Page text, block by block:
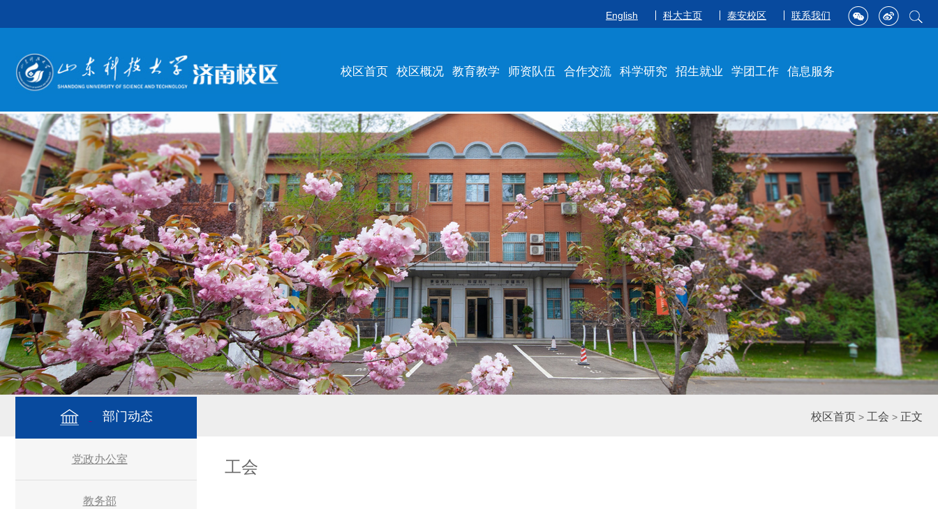
English 科大主页 泰安校区 联系我们
校区首页 校区概况 教育教学 师资队伍 合作交流 科学研究 招生就业 学团工作 信息服务
部门动态 校区首页 > 工会 > 正文
党政办公室
教务部
工会